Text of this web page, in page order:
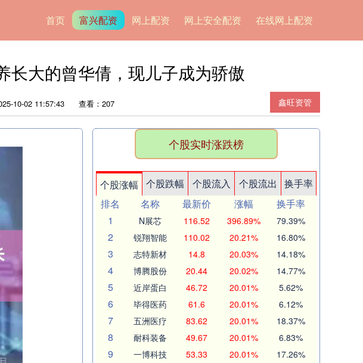
首页 富兴配资 网上配资 网上安全配资 在线网上配资
长大的曾华倩，现儿子成为骄傲
鑫旺资管
10-02 11:57:43 查看：207
个股实时涨跌榜
个股涨幅 个股跌幅 个股流入 个股流出
换手率
排名
名称 最新价 涨幅
换手率
1
N展芯 116.52 396.89% 79.39%
2 锐翔智能 110.02 20.21% 16.80%
3 志特新材 14.8 20.03% 14.18%
4 博腾股份 20.44 20.02% 14.77%
5 近岸蛋白 46.72 20.01% 5.62%
6 毕得医药 61.6 20.01% 6.12%
7 五洲医疗 83.62 20.01% 18.37%
8 耐科装备 49.67 20.01% 6.83%
9 一博科技 53.33 20.01% 17.26%